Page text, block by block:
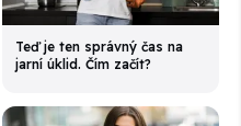
Teď je ten správný čas na
jarní úklid. Čím začít?